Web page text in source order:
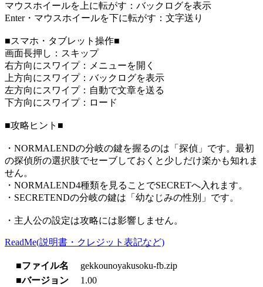
マウスホイールを上に転がす：バックログを表示
Enter・マウスホイールを下に転がす：文字送り
■スマホ・タブレット操作■
画面長押し：スキップ
右方向にスワイプ：メニューを開く
上方向にスワイプ：バックログを表示
左方向にスワイプ：自動で文章を送る
下方向にスワイプ：ロード
■攻略ヒント■
・NORMALENDの分岐の鍵を握るのは「探偵」です。最初
の探偵所の選択肢でセーブしておくと少しだけ楽かも知れま
せん。
・NORMALEND4種類を見ることでSECRETへ入れます。
・SECRETENDの分岐の鍵は「幼なじみの性別」です。
・主人公の設定は攻略には影響しません。
ReadMe(説明書・クレジット表記など)
■ファイル名
gekkounoyakusoku-fb.zip
■バージョン
1.00